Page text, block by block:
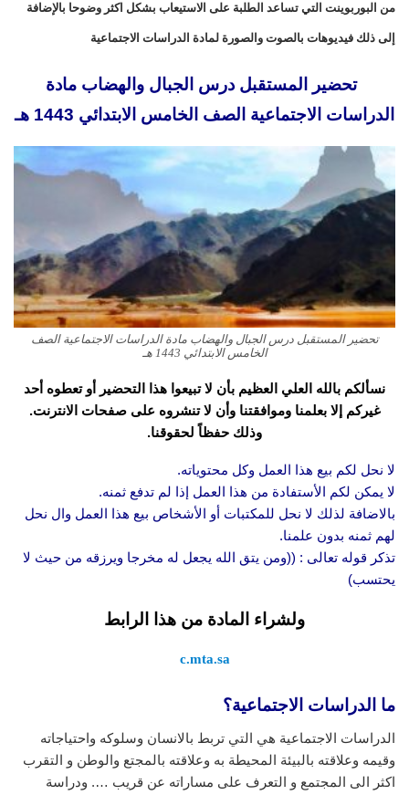
من البوربوينت التي تساعد الطلبة على الاستيعاب بشكل اكثر وضوحا بالإضافة
إلى ذلك فيديوهات بالصوت والصورة لمادة الدراسات الاجتماعية
تحضير المستقبل درس الجبال والهضاب مادة
الدراسات الاجتماعية الصف الخامس الابتدائي 1443 هـ
تحضير المستقبل درس الجبال والهضاب مادة الدراسات الاجتماعية الصف
الخامس الابتدائي 1443 هـ
نسألكم بالله العلي العظيم بأن لا تبيعوا هذا التحضير أو تعطوه أحد
غيركم إلا بعلمنا وموافقتنا وأن لا تنشروه على صفحات الانترنت.
وذلك حفظاً لحقوقنا.
لا نحل لكم بيع هذا العمل وكل محتوياته.
لا يمكن لكم الأستفادة من هذا العمل إذا لم تدفع ثمنه.
بالاضافة لذلك لا نحل للمكتبات أو الأشخاص بيع هذا العمل وال نحل
لهم ثمنه بدون علمنا.
تذكر قوله تعالى : ((ومن يتق الله يجعل له مخرجا ويرزقه من حيث لا
يحتسب)
ولشراء المادة من هذا الرابط
c.mta.sa
ما الدراسات الاجتماعية؟
الدراسات الاجتماعية هي التي تربط بالانسان وسلوكه واحتياجاته
وقيمه وعلاقته بالبيئة المحيطة به وعلاقته بالمجتع والوطن و التقرب
اكثر الى المجتمع و التعرف على مساراته عن قريب …. ودراسة